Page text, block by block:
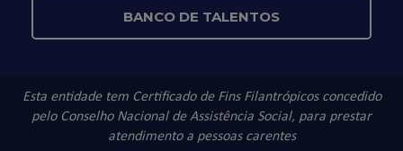
BANCO DE TALENTOS
Esta entidade tem Certificado de Fins Filantrópicos concedido
pelo Conselho Nacional de Assistência Social, para prestar
atendimento a pessoas carentes